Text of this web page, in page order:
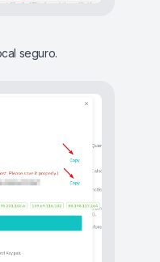
seguro.